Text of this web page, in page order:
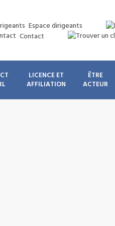
Espace dirigeants
Contact
LICENCE ET
AFFILIATION
ÊTRE
ACTEUR